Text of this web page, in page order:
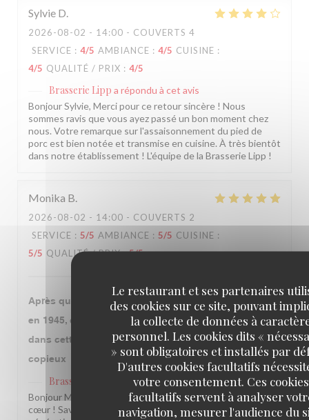
Le restaurant et ses partenaires
des cookies sur ce site, pouvant
la collecte de données à
personnel. Les cookies dits «
» sont obligatoires et installés par
D'autres cookies facultatifs
votre consentement. Ces cookies
facultatifs servent à analyser
navigation, mesurer l'audience du
Sylvie D
2026-08-02 - 14:00 - COUVERTS 4
SERVICE : 4/5 AMBIANCE : 4/5 CUISINE :
4/5 QUALITÉ / PRIX : 4/5
Brasserie Lipp a répondu à cet avis
Bonjour Sylvie, Merci pour ce retour sincère ! Nous
sommes ravis que vous ayez passé un bon moment chez
nous. Votre remarque sur l'assaisonnement du pied de
porc est bien notée et transmise en cuisine. À très bientôt
dans notre établissement ! L'équipe de la Brasserie Lipp !
Monika B
2026-08-02 - 14:00 - COUVERTS 2
SERVICE : 5/5 AMBIANCE : 5/5 CUISINE :
5/5 QUALITÉ / PRIX: 5/5
Après que notre grand mère qui y a fêté la libération
en 1945, ce fut l’occasion avec mon époux de venir
dans cette institution. Le repas fut très bon et
copieux
Brasserie Lipp
a répondu à cet avis
Bonjour Monika, Quel beau message, merci du fond du
cœur ! Savoir que notre établissement traverse les